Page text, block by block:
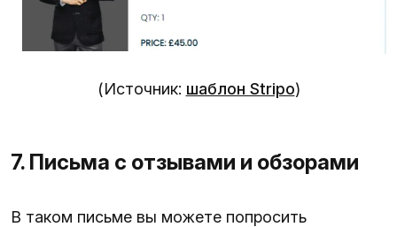
(Источник: шаблон Stripo)
7. Письма с отзывами и обзорами
В таком письме вы можете попросить